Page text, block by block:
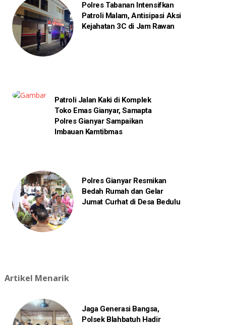
Polres Tabanan Intensifkan
Patroli Malam, Antisipasi Aksi
Kejahatan 3C di Jam Rawan
Patroli Jalan Kaki di Komplek
Toko Emas Gianyar, Samapta
Polres Gianyar Sampaikan
Imbauan Kamtibmas
Polres Gianyar Resmikan
Bedah Rumah dan Gelar
Jumat Curhat di Desa Bedulu
Artikel Menarik
Jaga Generasi Bangsa,
Polsek Blahbatuh Hadir